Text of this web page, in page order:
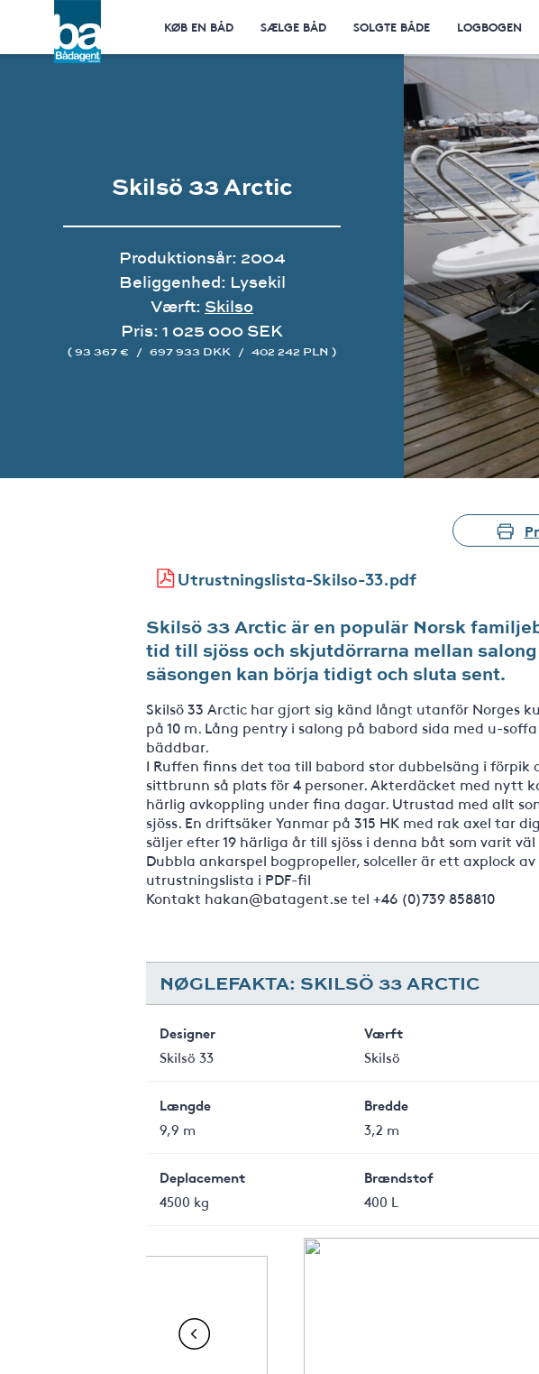
KØB EN BÅD SÆLGE BÅD SOLGTE BÅDE LOGBOGEN
Skilsö 33 Arctic
Produktionsår: 2004
Beliggenhed: Lysekil
Værft: Skilso
Pris: 1 025 000 SEK
( 93 367 € / 697 933 DKK / 402 242 PLN )
Utrustningslista-Skilso-33.pdf
Skilsö 33 Arctic är en populär Norsk
tid till sjöss och skjutdörrarna mellan
säsongen kan börja tidigt och sluta sent.
Skilsö 33 Arctic har gjort sig känd långt utanför Norges
på 10 m. Lång pentry i salong på babord sida med u-
bäddbar.
I Ruffen finns det toa till babord stor dubbelsäng i förpik
sittbrunn så plats för 4 personer. Akterdäcket med nytt
härlig avkoppling under fina dagar. Utrustad med allt
sjöss. En driftsäker Yanmar på 315 HK med rak axel tar
säljer efter 19 härliga år till sjöss i denna båt som varit
Dubbla ankarspel bogpropeller, solceller är ett axplock
utrustningslista i PDF-fil
Kontakt hakan@batagent.se tel +46 (0)739 858810
NØGLEFAKTA: SKILSÖ 33 ARCTIC
Designer
Skilsö 33
Værft
Skilsö
Længde
9,9 m
Bredde
3,2 m
Deplacement
4500 kg
Brændstof
400 L